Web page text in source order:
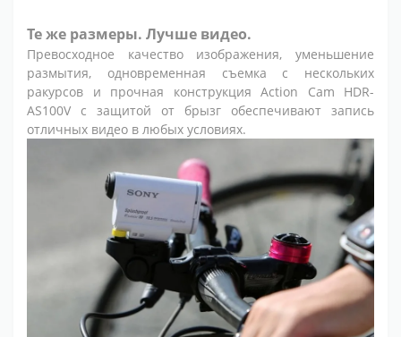
Те же размеры. Лучше видео.
Превосходное качество изображения, уменьшение
размытия, одновременная съемка с нескольких
ракурсов и прочная конструкция Action Cam HDR-
AS100V с защитой от брызг обеспечивают запись
отличных видео в любых условиях.